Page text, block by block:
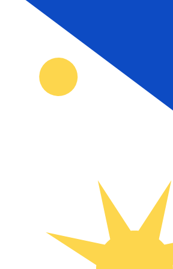
Peso filipino
USD ,80582
PHP
Taxa de mercado médio às 19:56 UTC
Usamos a taxa de mercado
Você sabia que é possível enviar
Inscreva-se hoje